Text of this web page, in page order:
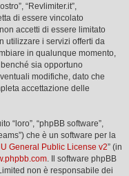
“Revlimiter.it”,
di essere vincolato
accetti di essere limitato
utilizzare i servizi offerti da
in qualunque momento,
sia opportuno
modifiche, dato che
accettazione delle
“loro”, “phpBB software”,
che è un software per la
General Public License v2” (in
. Il software phpBB
non è responsabile dei